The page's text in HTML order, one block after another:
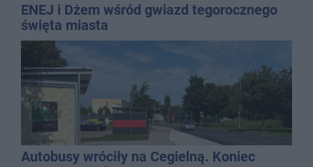
ENEJ i Dżem wśród gwiazd tegorocznego
święta miasta
Autobusy wróciły na Cegielną. Koniec